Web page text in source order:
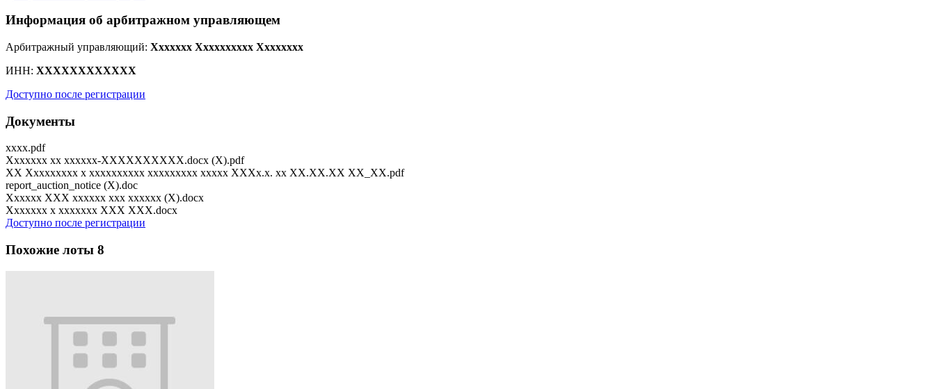
Информация об арбитражном управляющем
Арбитражный управляющий: Xxxxxxx Xxxxxxxxxx Xxxxxxxx
ИНН: XXXXXXXXXXXX
Доступно после регистрации
Документы
xxxx.pdf
Xxxxxxx xx xxxxxx-XXXXXXXXXX.docx (X).pdf
XX Xxxxxxxxx x xxxxxxxxxx xxxxxxxxx xxxxx XXXx.x. xx XX.XX.XX XX_XX.pdf
report_auction_notice (X).doc
Xxxxxx XXX xxxxxx xxx xxxxxx (X).docx
Xxxxxxx x xxxxxxx XXX XXX.docx
Доступно после регистрации
Похожие лоты 8